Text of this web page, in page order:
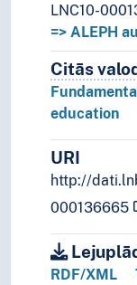
LNC10-
=> ALEPH
Citās
education
URI
http://
000136665
RDF/XML